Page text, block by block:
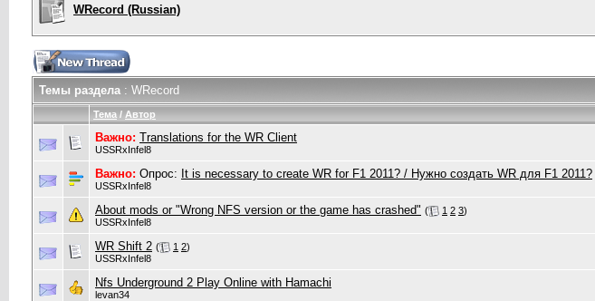
WRecord (Russian)
Темы раздела: WRecord
Тема / Автор
Важно: Translations for the WR Client
USSRxInfel8
Важно: Опрос: It is necessary to create WR for F1 2011? / Нужно создать WR для F1 2011?
USSRxInfel8
About mods or "Wrong NFS version or the game has crashed" ( 1 2 3)
USSRxInfel8
WR Shift 2 ( 1 2)
USSRxInfel8
Nfs Underground 2 Play Online with Hamachi
levan34